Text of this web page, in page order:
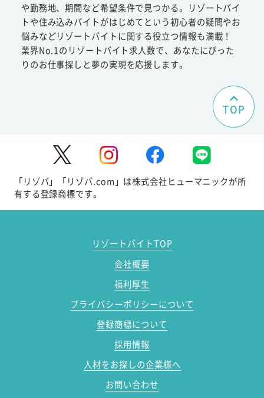
や勤務地、期間など希望条件で見つかる。リゾートバイ
トや住み込みバイトがはじめてという初心者の疑問やお
悩みなどリゾートバイトに関する役立つ情報も満載！
業界No.1のリゾートバイト求人数で、あなたにぴった
りのお仕事探しと夢の実現を応援します。
TOP
「リゾバ」「リゾバ.com」は株式会社ヒューマニックが所
有する登録商標です。
リゾートバイトTOP
会社概要
福利厚生
プライバシーポリシーについて
登録商標について
採用情報
人材をお探しの企業様へ
お問い合わせ